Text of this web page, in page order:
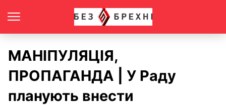
МАНІПУЛЯЦІЯ,
ПРОПАГАНДА | У Раду
планують внести